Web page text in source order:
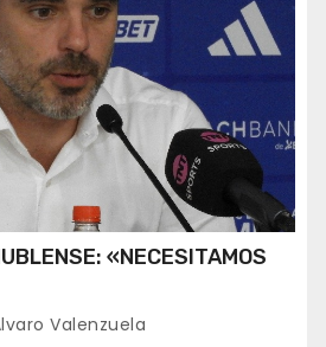
«NECESITAMOS
Valenzuela